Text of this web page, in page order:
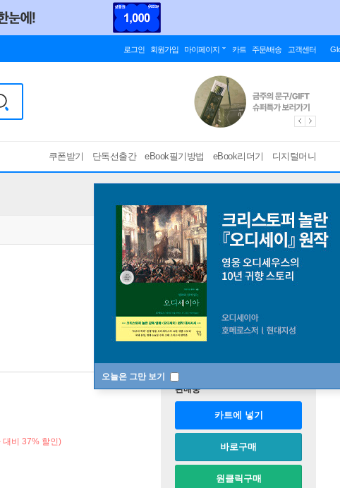
로그인 회원가입 마이페이지 카트 주문/배송 고객센터
쿠폰받기 단독선출간 eBook필기방법 eBook리더기 디지털머니
오늘은 그만 보기
대비 37% 할인)
판매중
카트에 넣기
바로구매
원클릭구매